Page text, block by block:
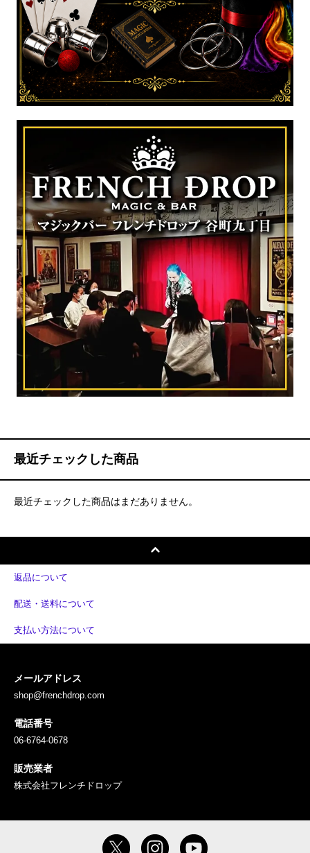
最近チェックした商品
最近チェックした商品はまだありません。
返品について
配送・送料について
支払い方法について
メールアドレス
shop@frenchdrop.com
電話番号
06-6764-0678
販売業者
株式会社フレンチドロップ